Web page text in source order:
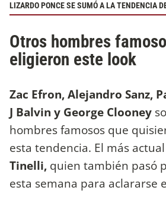
LIZARDO PONCE SE SUMÓ A LA TENDENCIA
Otros hombres
eligieron este look
Zac Efron, Alejandro Sanz,
J Balvin y George Clooney
hombres famosos que
esta tendencia. El más
Tinelli, quien también pasó
esta semana para aclararse